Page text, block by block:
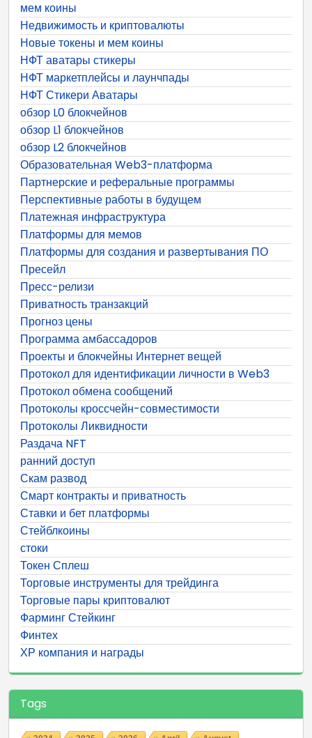
мем коины
Недвижимость и криптовалюты
Новые токены и мем коины
НФТ аватары стикеры
НФТ маркетплейсы и лаунчпады
НФТ Стикери Аватары
обзор L0 блокчейнов
обзор L1 блокчейнов
обзор L2 блокчейнов
Образовательная Web3-платформа
Партнерские и реферальные программы
Перспективные работы в будущем
Платежная инфраструктура
Платформы для мемов
Платформы для создания и развертывания ПО
Пресейл
Пресс-релизи
Приватность транзакций
Прогноз цены
Программа амбассадоров
Проекты и блокчейны Интернет вещей
Протокол для идентификации личности в Web3
Протокол обмена сообщений
Протоколы кроссчейн-совместимости
Протоколы Ликвидности
Раздача NFT
ранний доступ
Скам развод
Смарт контракты и приватность
Ставки и бет платформы
Стейблкоины
стоки
Токен Сплеш
Торговые инструменты для трейдинга
Торговые пары криптовалют
Фарминг Стейкинг
Финтех
ХР компания и награды
Tags